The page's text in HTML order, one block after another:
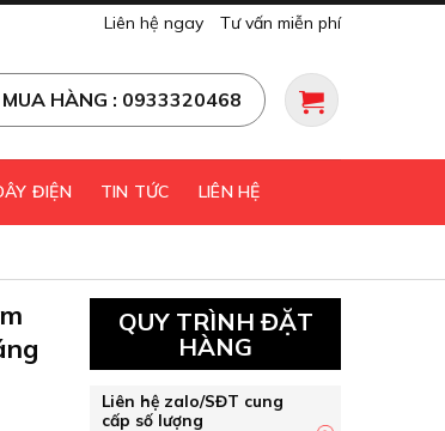
Liên hệ ngay Tư vấn miễn phí
MUA HÀNG : 0933320468
ĐIỆN TIN TỨC LIÊN HỆ
QUY TRÌNH ĐẶT
HÀNG
Liên hệ zalo/SĐT cung
cấp số lượng